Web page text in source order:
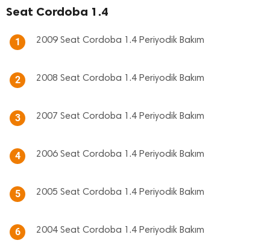
Seat Cordoba 1.4
1 2009 Seat Cordoba 1.4 Periyodik Bakım
2 2008 Seat Cordoba 1.4 Periyodik Bakım
3 2007 Seat Cordoba 1.4 Periyodik Bakım
4 2006 Seat Cordoba 1.4 Periyodik Bakım
5 2005 Seat Cordoba 1.4 Periyodik Bakım
6 2004 Seat Cordoba 1.4 Periyodik Bakım